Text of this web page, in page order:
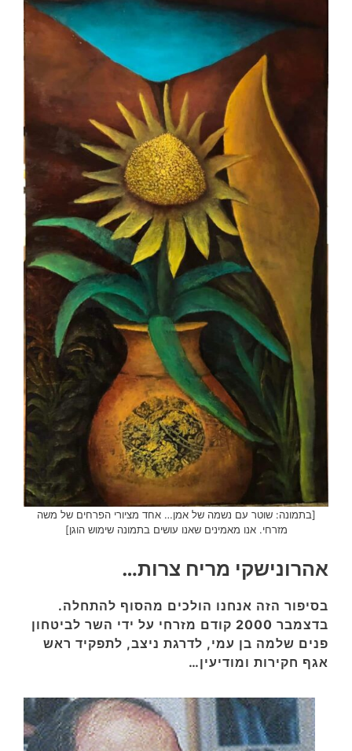
[בתמונה: שוטר עם נשמה של אמן… אחד מציורי הפרחים של משה
מזרחי. אנו מאמינים שאנו עושים בתמונה שימוש הוגן]
אהרונישקי מריח צרות…
בסיפור הזה אנחנו הולכים מהסוף להתחלה.
בדצמבר 2000 קודם מזרחי על ידי השר לביטחון
פנים שלמה בן עמי, לדרגת ניצב, לתפקיד ראש
אגף חקירות ומודיעין…